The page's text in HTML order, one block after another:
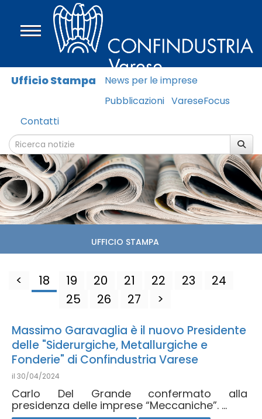
Ufficio Stampa
News per le imprese
Pubblicazioni VareseFocus
Contatti
UFFICIO STAMPA
< 18 19 20 21 22 23
24
25
26 27 >
Massimo Garavaglia è il nuovo Presidente
delle "Siderurgiche, Metallurgiche e
Fonderie" di Confindustria Varese
il 30/04/2024
Carlo Del Grande confermato alla
presidenza delle imprese “Meccaniche”. ...